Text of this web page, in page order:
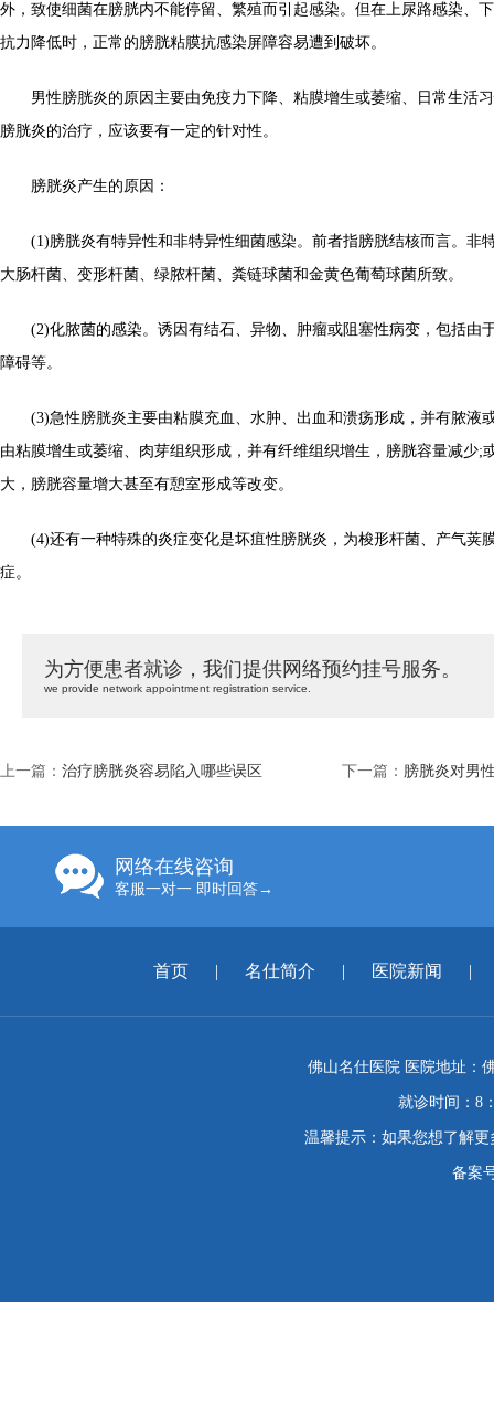
外，致使细菌在膀胱内不能停留、繁殖而引起感染。但在上尿路感染、
抗力降低时，正常的膀胱粘膜抗感染屏障容易遭到破坏。
男性膀胱炎的原因主要由免疫力下降、粘膜增生或萎缩、日常生活
膀胱炎的治疗，应该要有一定的针对性。
膀胱炎产生的原因：
(1)膀胱炎有特异性和非特异性细菌感染。前者指膀胱结核而言。非
大肠杆菌、变形杆菌、绿脓杆菌、粪链球菌和金黄色葡萄球菌所致。
(2)化脓菌的感染。诱因有结石、异物、肿瘤或阻塞性病变，包括由
障碍等。
(3)急性膀胱炎主要由粘膜充血、水肿、出血和溃疡形成，并有脓液
由粘膜增生或萎缩、肉芽组织形成，并有纤维组织增生，膀胱容量减少;
大，膀胱容量增大甚至有憩室形成等改变。
(4)还有一种特殊的炎症变化是坏疽性膀胱炎，为梭形杆菌、产气荚
症。
为方便患者就诊，我们提供网络预约挂号服务。
we provide network appointment registration service.
上一篇： 治疗膀胱炎容易陷入哪些误区 下一篇： 膀胱炎对男
网络在线咨询
客服一对一 即时回答→
首页 | 名仕简介 | 医院新闻 |
佛山名仕医院 医院地址：
就诊时间：8
温馨提示：如果您想了解
备案